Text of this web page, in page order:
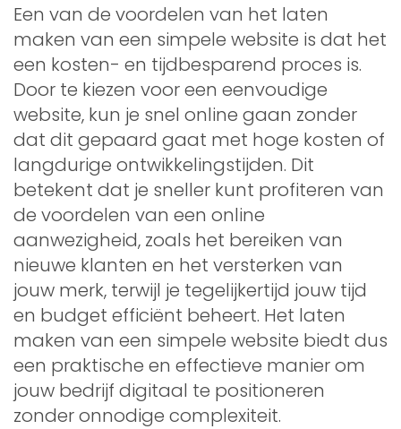
Een van de voordelen van het laten
maken van een simpele website is dat het
een kosten- en tijdbesparend proces is.
Door te kiezen voor een eenvoudige
website, kun je snel online gaan zonder
dat dit gepaard gaat met hoge kosten of
langdurige ontwikkelingstijden. Dit
betekent dat je sneller kunt profiteren van
de voordelen van een online
aanwezigheid, zoals het bereiken van
nieuwe klanten en het versterken van
jouw merk, terwijl je tegelijkertijd jouw tijd
en budget efficiënt beheert. Het laten
maken van een simpele website biedt dus
een praktische en effectieve manier om
jouw bedrijf digitaal te positioneren
zonder onnodige complexiteit.